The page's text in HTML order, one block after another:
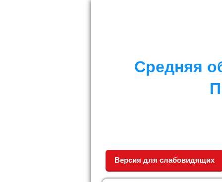
Средняя
Версия для слабовидящих